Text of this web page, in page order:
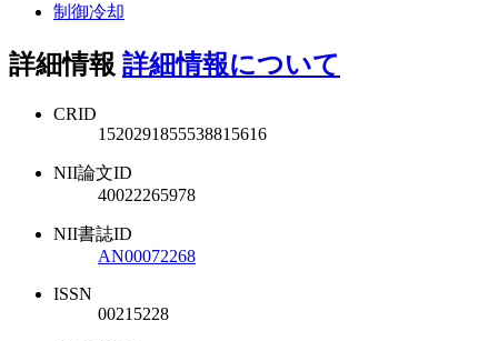
制御冷却
詳細情報 詳細情報について
CRID
1520291855538815616
NII論文ID
40022265978
NII書誌ID
AN00072268
ISSN
00215228